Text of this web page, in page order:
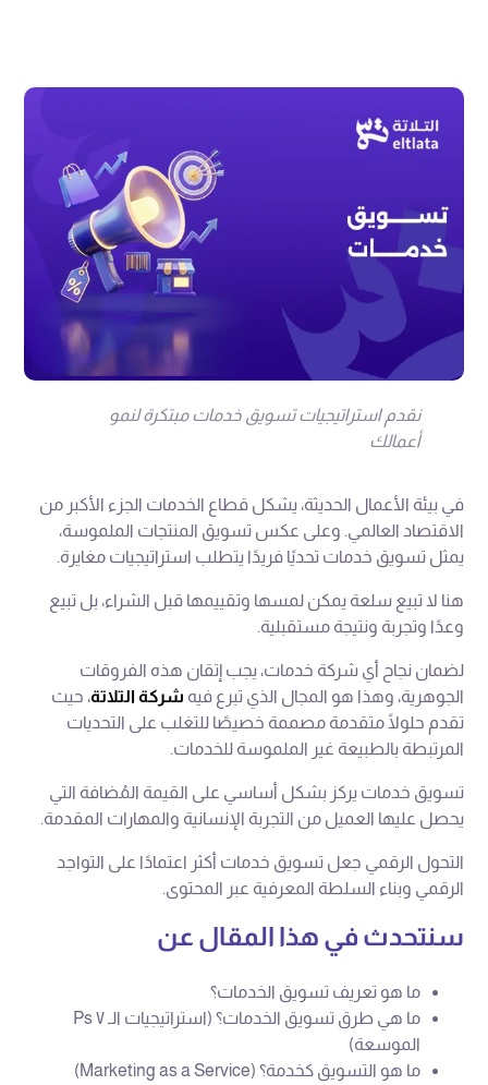
نقدم استراتيجيات تسويق خدمات مبتكرة لنمو
أعمالك
في بيئة الأعمال الحديثة، يشكل قطاع الخدمات الجزء الأكبر من
الاقتصاد العالمي. وعلى عكس تسويق المنتجات الملموسة،
يمثل تسويق خدمات تحديًا فريدًا يتطلب استراتيجيات مغايرة.
هنا لا تبيع سلعة يمكن لمسها وتقييمها قبل الشراء، بل تبيع
وعدًا وتجربة ونتيجة مستقبلية.
لضمان نجاح أي شركة خدمات، يجب إتقان هذه الفروقات
الجوهرية، وهذا هو المجال الذي تبرع فيه شركة التلاتة، حيث
تقدم حلولًا متقدمة مصممة خصيصًا للتغلب على التحديات
المرتبطة بالطبيعة غير الملموسة للخدمات.
تسويق خدمات يركز بشكل أساسي على القيمة المُضافة التي
يحصل عليها العميل من التجربة الإنسانية والمهارات المقدمة.
التحول الرقمي جعل تسويق خدمات أكثر اعتمادًا على التواجد
الرقمي وبناء السلطة المعرفية عبر المحتوى.
سنتحدث في هذا المقال عن
ما هو تعريف تسويق الخدمات؟
ما هي طرق تسويق الخدمات؟ (استراتيجيات الـ ٧ Ps
الموسعة)
ما هو التسويق كخدمة؟ (Marketing as a Service)